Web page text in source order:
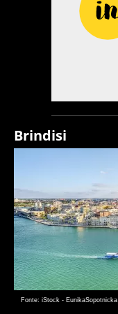
Brindisi
Fonte: iStock - EunikaSopotnicka